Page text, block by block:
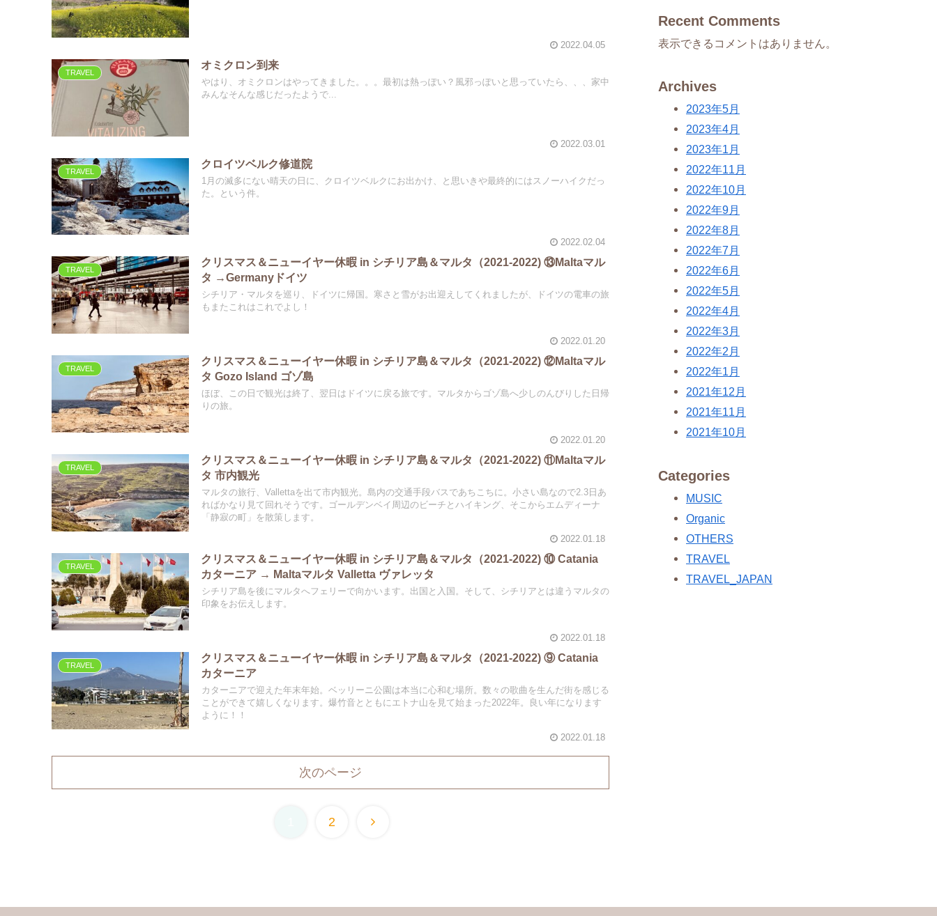
2022.04.05
TRAVEL
オミクロン到来
やはり、オミクロンはやってきました。。。最初は熱っぽい？風邪っぽいと思っていたら、、、家中
みんなそんな感じだったようで...
2022.03.01
TRAVEL
クロイツベルク修道院
1月の滅多にない晴天の日に、クロイツベルクにお出かけ、と思いきや最終的にはスノーハイクだっ
た。という件。
2022.02.04
TRAVEL
クリスマス＆ニューイヤー休暇 in シチリア島＆マルタ（2021-2022) ⑬Maltaマル
タ →Germanyドイツ
シチリア・マルタを巡り、ドイツに帰国。寒さと雪がお出迎えしてくれましたが、ドイツの電車の旅
もまたこれはこれでよし！
2022.01.20
TRAVEL
クリスマス＆ニューイヤー休暇 in シチリア島＆マルタ（2021-2022) ⑫Maltaマル
タ Gozo Island ゴゾ島
ほぼ、この日で観光は終了、翌日はドイツに戻る旅です。マルタからゴゾ島へ少しのんびりした日帰
りの旅。
2022.01.20
TRAVEL
クリスマス＆ニューイヤー休暇 in シチリア島＆マルタ（2021-2022) ⑪Maltaマル
タ 市内観光
マルタの旅行、Vallettaを出て市内観光。島内の交通手段バスであちこちに。小さい島なので2.3日あ
ればかなり見て回れそうです。ゴールデンベイ周辺のビーチとハイキング、そこからエムディーナ
「静寂の町」を散策します。
2022.01.18
TRAVEL
クリスマス＆ニューイヤー休暇 in シチリア島＆マルタ（2021-2022) ⑩ Catania
カターニア → Maltaマルタ Valletta ヴァレッタ
シチリア島を後にマルタへフェリーで向かいます。出国と入国。そして、シチリアとは違うマルタの
印象をお伝えします。
2022.01.18
TRAVEL
クリスマス＆ニューイヤー休暇 in シチリア島＆マルタ（2021-2022) ⑨ Catania
カターニア
カターニアで迎えた年末年始。ベッリーニ公園は本当に心和む場所。数々の歌曲を生んだ街を感じる
ことができて嬉しくなります。爆竹音とともにエトナ山を見て始まった2022年。良い年になります
ように！！
2022.01.18
次のページ
2
Recent Comments
表示できるコメントはありません。
Archives
2023年5月
2023年4月
2023年1月
2022年11月
2022年10月
2022年9月
2022年8月
2022年7月
2022年6月
2022年5月
2022年4月
2022年3月
2022年2月
2022年1月
2021年12月
2021年11月
2021年10月
Categories
MUSIC
Organic
OTHERS
TRAVEL
TRAVEL_JAPAN